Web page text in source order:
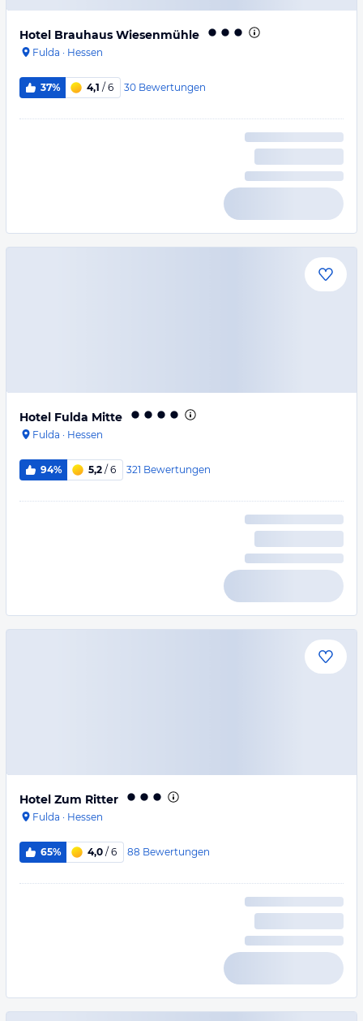
Hotel Brauhaus Wiesenmühle
Fulda · Hessen
37% 4,1 / 6 30 Bewertungen
Hotel Fulda Mitte
Fulda · Hessen
94% 5,2 / 6 321 Bewertungen
Hotel Zum Ritter
Fulda · Hessen
65% 4,0 / 6 88 Bewertungen